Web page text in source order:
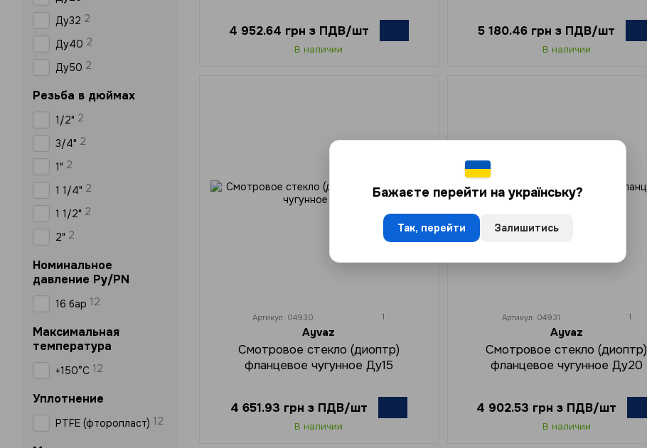
4 952.64 грн з ПДВ/шт
В наличии
5 180.46 грн з ПДВ/шт
В наличии
Артикул: 04930 1
Ayvaz
Смотровое стекло (диоптр)
фланцевое чугунное Ду15
4 651.93 грн з ПДВ/шт
В наличии
Артикул: 04931 1
Ayvaz
Смотровое стекло (диоптр)
фланцевое чугунное Ду20
4 902.53 грн з ПДВ/шт
В наличии
Ду32 2
Ду40 2
Ду50 2
Резьба в дюймах
1/2" 2
3/4" 2
1" 2
1 1/4" 2
1 1/2" 2
2" 2
Номинальное
давление Ру/PN
16 бар 12
Максимальная
температура
+150°C 12
Уплотнение
PTFE (фторопласт) 12
Бажаєте перейти на українську?
Так, перейти Залишитись